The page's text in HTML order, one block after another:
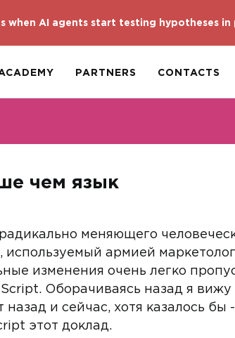
when AI agents start testing hypotheses in
PARTNERS CONTACTS
чем язык
меняющего
армией
изменения очень легко
Оборачиваясь назад я
назад и сейчас, хотя казалось
этот доклад.